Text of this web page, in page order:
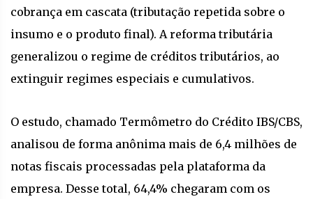
cobrança em cascata (tributação repetida sobre o
insumo e o produto final). A reforma tributária
generalizou o regime de créditos tributários, ao
extinguir regimes especiais e cumulativos.
O estudo, chamado Termômetro do Crédito IBS/CBS,
analisou de forma anônima mais de 6,4 milhões de
notas fiscais processadas pela plataforma da
empresa. Desse total, 64,4% chegaram com os